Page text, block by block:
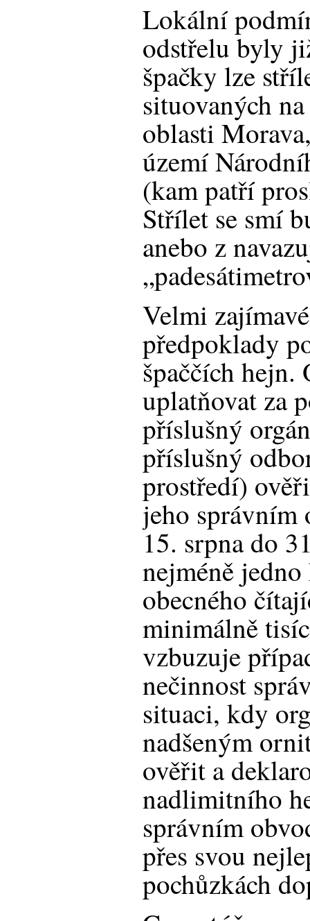
Lokální
odstřelu byly
špačky lze
situovaných
oblasti
území
(kam patří
Střílet se smí
anebo z
Velmi
předpoklady
špaččích hejn.
uplatňovat za
příslušný
příslušný
prostředí)
jeho správním
15. srpna do
nejméně
obecného
minimálně
vzbuzuje
nečinnost
situaci, kdy
nadšeným
ověřit a
nadlimitního
správním
přes svou
pochůzkách